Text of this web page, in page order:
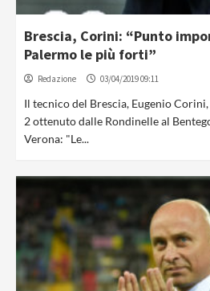
Brescia, Corini: “Punto
Palermo le più forti”
Redazione 03/04/2019 09:11
Il tecnico del Brescia, Eugenio
2 ottenuto dalle Rondinelle al
Verona: "Le...